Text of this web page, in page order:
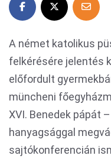
A német katolikus
felkérésére jelentés
előfordult
müncheni
XVI. Benedek pápát
hanyagsággal
sajtókonferencián